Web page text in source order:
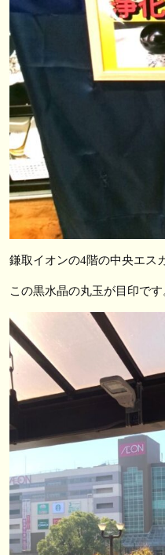
鎌取イオンの4階の中央エス
この黒水晶の丸玉が目印です